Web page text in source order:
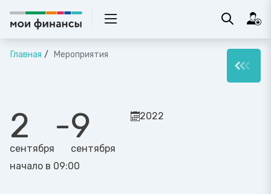
Главная Мероприятия
2
сентября
-9
сентября
начало в 09:00
2022